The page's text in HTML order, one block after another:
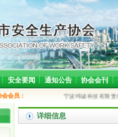
安全要闻 通知公告 协会会刊
会会员： 宁波纬诚科技有限责任公司
详细信息